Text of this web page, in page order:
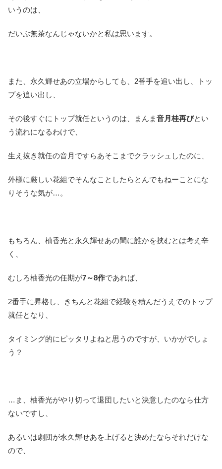
いうのは、
だいぶ無茶なんじゃないかと私は思います。
また、永久輝せあの立場からしても、2番手を追い出し、トッ
プを追い出し、
その後すぐにトップ就任というのは、まんま音月桂再びとい
う流れになるわけで、
生え抜き就任の音月ですらあそこまでクラッシュしたのに、
外様に厳しい花組でそんなことしたらとんでもねーことにな
りそうな気が…。
もちろん、柚香光と永久輝せあの間に誰かを挟むとは考え辛
く、
むしろ柚香光の任期が7～8作であれば、
2番手に昇格し、きちんと花組で経験を積んだうえでのトップ
就任となり、
タイミング的にピッタリよねと思うのですが、いかがでしょ
う？
…ま、柚香光がやり切って退団したいと決意したのなら仕方
ないですし、
あるいは劇団が永久輝せあを上げると決めたならそれだけな
ので、